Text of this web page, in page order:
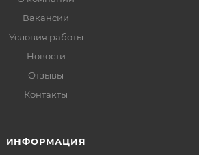
Вакансии
Условия работы
Новости
Отзывы
Контакты
ИНФОРМАЦИЯ